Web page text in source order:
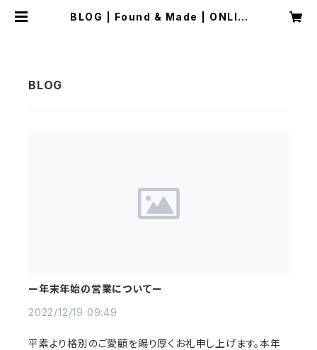
BLOG | Found & Made | ONLIN
ー年末年始の営業についてー
2022/12/19 09:49
平素より格別のご愛顧を賜り厚くお礼申し上げます。本年